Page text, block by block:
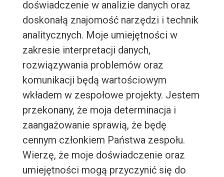
doświadczenie w analizie danych oraz
doskonałą znajomość narzędzi i technik
analitycznych. Moje umiejętności w
zakresie interpretacji danych,
rozwiązywania problemów oraz
komunikacji będą wartościowym
wkładem w zespołowe projekty. Jestem
przekonany, że moja determinacja i
zaangażowanie sprawią, że będę
cennym członkiem Państwa zespołu.
Wierzę, że moje doświadczenie oraz
umiejętności mogą przyczynić się do